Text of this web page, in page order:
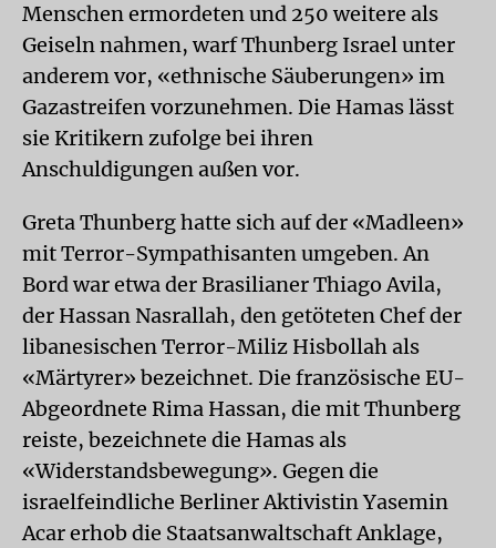
Menschen ermordeten und 250 weitere als
Geiseln nahmen, warf Thunberg Israel unter
anderem vor, «ethnische Säuberungen» im
Gazastreifen vorzunehmen. Die Hamas lässt
sie Kritikern zufolge bei ihren
Anschuldigungen außen vor.
Greta Thunberg hatte sich auf der «Madleen»
mit Terror-Sympathisanten umgeben. An
Bord war etwa der Brasilianer Thiago Avila,
der Hassan Nasrallah, den getöteten Chef der
libanesischen Terror-Miliz Hisbollah als
«Märtyrer» bezeichnet. Die französische EU-
Abgeordnete Rima Hassan, die mit Thunberg
reiste, bezeichnete die Hamas als
«Widerstandsbewegung». Gegen die
israelfeindliche Berliner Aktivistin Yasemin
Acar erhob die Staatsanwaltschaft Anklage,